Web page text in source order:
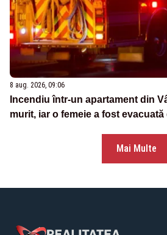
8 aug. 2026, 09:06
Incendiu într-un apartament din
murit, iar o femeie a fost
Mai Multe